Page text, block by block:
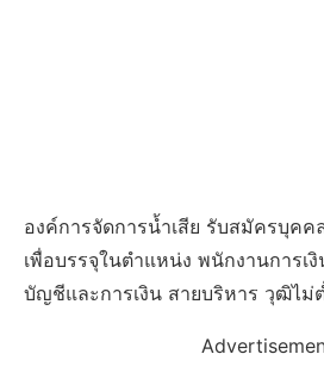
องค์การจัดการน้ำเสีย รับสมัครบุคค
เพื่อบรรจุในตำแหน่ง พนักงานการเ
บัญชีและการเงิน สายบริหาร วุฒิไม่